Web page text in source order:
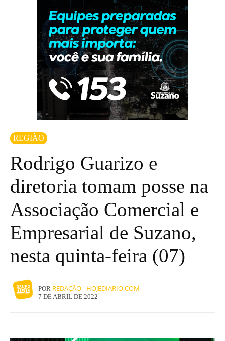
REGIÃO
Rodrigo Guarizo e
diretoria tomam posse na
Associação Comercial e
Empresarial de Suzano,
nesta quinta-feira (07)
POR REDAÇÃO - HOJEDIARIO.COM
7 DE ABRIL DE 2022